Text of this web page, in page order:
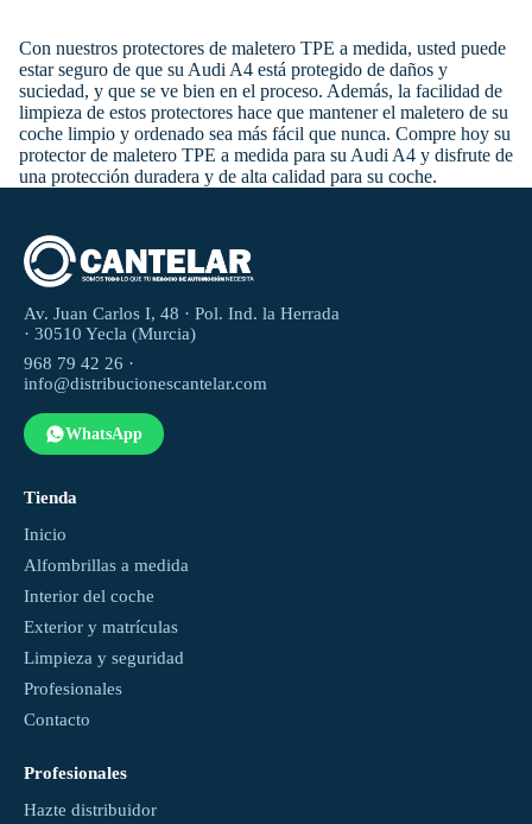
Con nuestros protectores de maletero TPE a medida, usted puede
estar seguro de que su Audi A4 está protegido de daños y
suciedad, y que se ve bien en el proceso. Además, la facilidad de
limpieza de estos protectores hace que mantener el maletero de su
coche limpio y ordenado sea más fácil que nunca. Compre hoy su
protector de maletero TPE a medida para su Audi A4 y disfrute de
una protección duradera y de alta calidad para su coche.
Av. Juan Carlos I, 48 · Pol. Ind. la Herrada
· 30510 Yecla (Murcia)
968 79 42 26 ·
info@distribucionescantelar.com
WhatsApp
Tienda
Inicio
Alfombrillas a medida
Interior del coche
Exterior y matrículas
Limpieza y seguridad
Profesionales
Contacto
Profesionales
Hazte distribuidor